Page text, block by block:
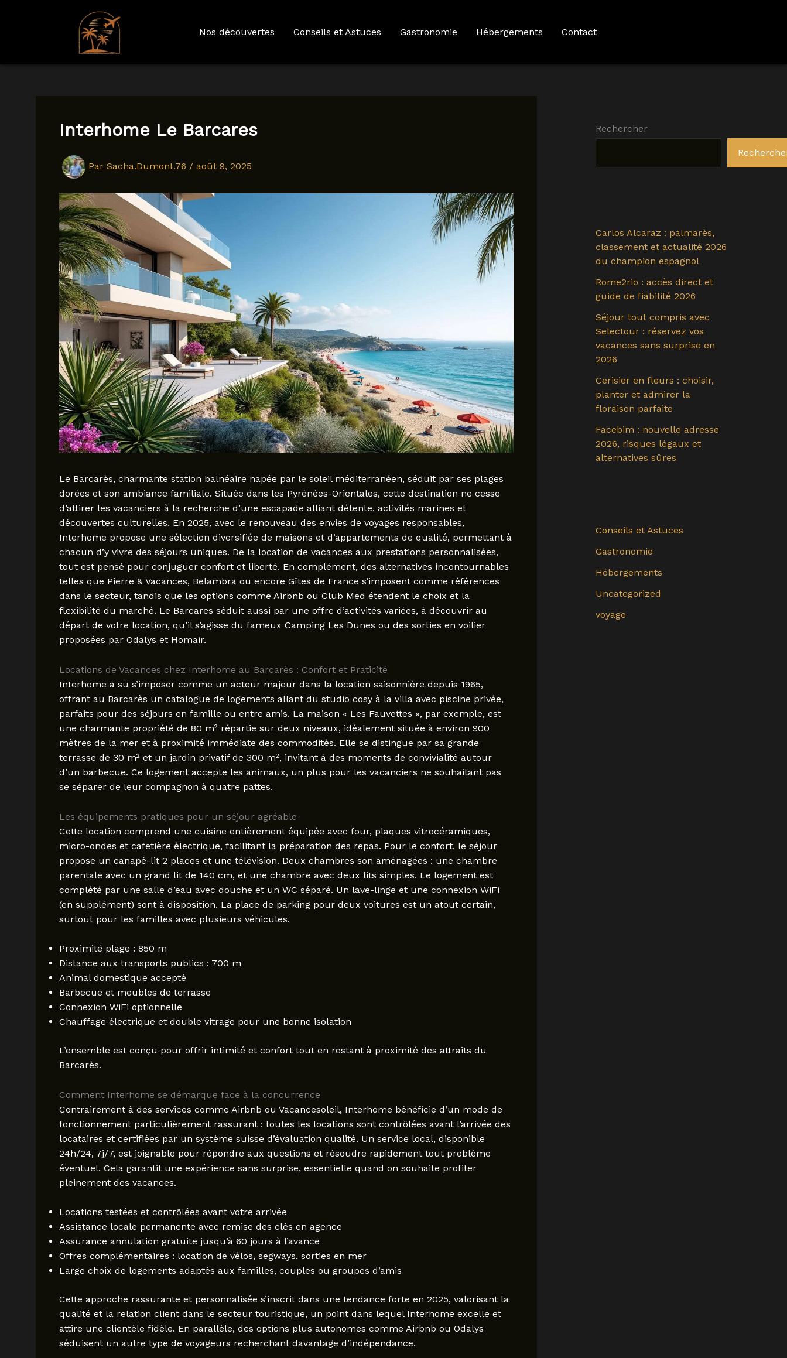
Aller
Nos découvertes Conseils et Astuces Gastronomie Hébergements Contact
Interhome Le Barcares
Par Sacha.Dumont.76 / août 9, 2025
Le Barcarès, charmante station balnéaire napée par le soleil méditerranéen, séduit par ses plages
dorées et son ambiance familiale. Située dans les Pyrénées-Orientales, cette destination ne cesse
d’attirer les vacanciers à la recherche d’une escapade alliant détente, activités marines et
découvertes culturelles. En 2025, avec le renouveau des envies de voyages responsables,
Interhome propose une sélection diversifiée de maisons et d’appartements de qualité, permettant à
chacun d’y vivre des séjours uniques. De la location de vacances aux prestations personnalisées,
tout est pensé pour conjuguer confort et liberté. En complément, des alternatives incontournables
telles que Pierre & Vacances, Belambra ou encore Gîtes de France s’imposent comme références
dans le secteur, tandis que les options comme Airbnb ou Club Med étendent le choix et la
flexibilité du marché. Le Barcares séduit aussi par une offre d’activités variées, à découvrir au
départ de votre location, qu’il s’agisse du fameux Camping Les Dunes ou des sorties en voilier
proposées par Odalys et Homair.
Locations de Vacances chez Interhome au Barcarès : Confort et Praticité
Interhome a su s’imposer comme un acteur majeur dans la location saisonnière depuis 1965,
offrant au Barcarès un catalogue de logements allant du studio cosy à la villa avec piscine privée,
parfaits pour des séjours en famille ou entre amis. La maison « Les Fauvettes », par exemple, est
une charmante propriété de 80 m² répartie sur deux niveaux, idéalement située à environ 900
mètres de la mer et à proximité immédiate des commodités. Elle se distingue par sa grande
terrasse de 30 m² et un jardin privatif de 300 m², invitant à des moments de convivialité autour
d’un barbecue. Ce logement accepte les animaux, un plus pour les vacanciers ne souhaitant pas
se séparer de leur compagnon à quatre pattes.
Les équipements pratiques pour un séjour agréable
Cette location comprend une cuisine entièrement équipée avec four, plaques vitrocéramiques,
micro-ondes et cafetière électrique, facilitant la préparation des repas. Pour le confort, le séjour
propose un canapé-lit 2 places et une télévision. Deux chambres son aménagées : une chambre
parentale avec un grand lit de 140 cm, et une chambre avec deux lits simples. Le logement est
complété par une salle d’eau avec douche et un WC séparé. Un lave-linge et une connexion WiFi
(en supplément) sont à disposition. La place de parking pour deux voitures est un atout certain,
surtout pour les familles avec plusieurs véhicules.
Proximité plage : 850 m
Distance aux transports publics : 700 m
Animal domestique accepté
Barbecue et meubles de terrasse
Connexion WiFi optionnelle
Chauffage électrique et double vitrage pour une bonne isolation
L’ensemble est conçu pour offrir intimité et confort tout en restant à proximité des attraits du
Barcarès.
Comment Interhome se démarque face à la concurrence
Contrairement à des services comme Airbnb ou Vacancesoleil, Interhome bénéficie d’un mode de
fonctionnement particulièrement rassurant : toutes les locations sont contrôlées avant l’arrivée des
locataires et certifiées par un système suisse d’évaluation qualité. Un service local, disponible
24h/24, 7j/7, est joignable pour répondre aux questions et résoudre rapidement tout problème
éventuel. Cela garantit une expérience sans surprise, essentielle quand on souhaite profiter
pleinement des vacances.
Locations testées et contrôlées avant votre arrivée
Assistance locale permanente avec remise des clés en agence
Assurance annulation gratuite jusqu’à 60 jours à l’avance
Offres complémentaires : location de vélos, segways, sorties en mer
Large choix de logements adaptés aux familles, couples ou groupes d’amis
Cette approche rassurante et personnalisée s’inscrit dans une tendance forte en 2025, valorisant la
qualité et la relation client dans le secteur touristique, un point dans lequel Interhome excelle et
attire une clientèle fidèle. En parallèle, des options plus autonomes comme Airbnb ou Odalys
séduisent un autre type de voyageurs recherchant davantage d’indépendance.
Rechercher
Carlos Alcaraz : palmarès,
classement et actualité 2026
du champion espagnol
Rome2rio : accès direct et
guide de fiabilité 2026
Séjour tout compris avec
Selectour : réservez vos
vacances sans surprise en
2026
Cerisier en fleurs : choisir,
planter et admirer la
floraison parfaite
Facebim : nouvelle adresse
2026, risques légaux et
alternatives sûres
Conseils et Astuces
Gastronomie
Hébergements
Uncategorized
voyage